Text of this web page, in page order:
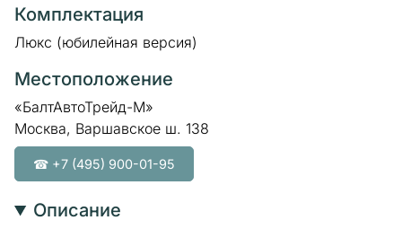
Комплектация
Люкс (юбилейная версия)
Местоположение
«БалтАвтоТрейд-М»
Москва, Варшавское ш. 138
☎ +7 (495) 900-01-95
Описание